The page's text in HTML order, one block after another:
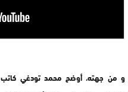
و من جهته، أوضح محمد تودغي كاتب